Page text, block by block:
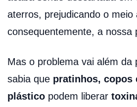
aterros, prejudicando o meio
consequentemente, a nossa
Mas o problema vai além da
sabia que pratinhos, copos
plástico podem liberar